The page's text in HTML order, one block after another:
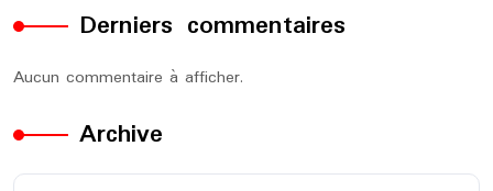
Derniers commentaires
Aucun commentaire à afficher.
Archive